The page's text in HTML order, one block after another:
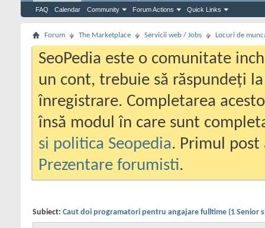
FAQ Calendar Community Forum Actions Quick Links
Forum The Marketplace Servicii web / Jobs Locuri de
SeoPedia este o comunitate
un cont, trebuie să răspundeți
înregistrare. Completarea
însă modul în care sunt
si politica Seopedia. Primul
Prezentare forumisti.
Subiect: Caut doi programatori pentru angajare fulltime (1 Senior